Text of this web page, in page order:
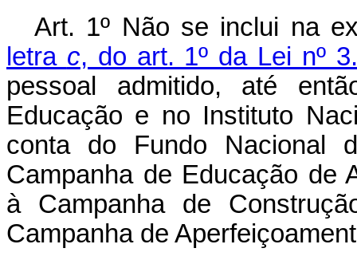
Art. 1º Não se inclui na
letra c, do art. 1º da Lei nº
pessoal admitido, até
Educação e no Instituto
conta do Fundo Nacional
Campanha de Educação de
à Campanha de
Campanha de